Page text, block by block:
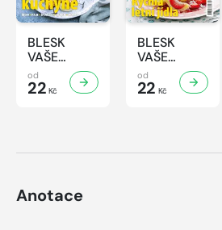
BLESK
VAŠE
RECEPTY -
8/2026
od
22 Kč
BLESK
VAŠE
RECEPTY -
7/2026
od
22 Kč
Anotace